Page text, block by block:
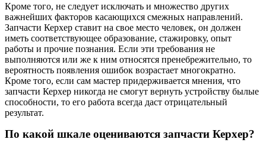
Кроме того, не следует исключать и множество других
важнейших факторов касающихся смежных направлений.
Запчасти Керхер ставит на свое место человек, он должен
иметь соответствующее образование, стажировку, опыт
работы и прочие познания. Если эти требования не
выполняются или же к ним относятся пренебрежительно, то
вероятность появления ошибок возрастает многократно.
Кроме того, если сам мастер придерживается мнения, что
запчасти Керхер никогда не смогут вернуть устройству былые
способности, то его работа всегда даст отрицательный
результат.
По какой шкале оцениваются запчасти Керхер?